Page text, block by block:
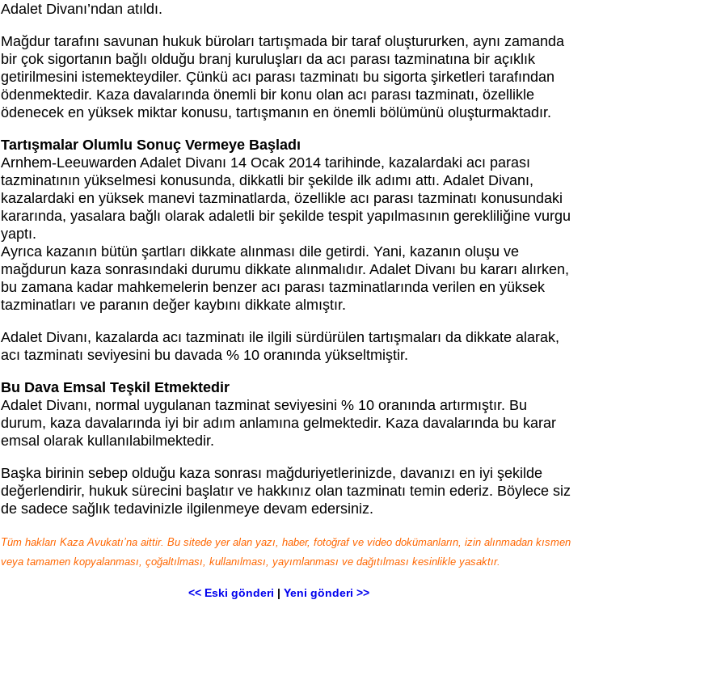
Adalet Divanı’ndan atıldı.
Mağdur tarafını savunan hukuk büroları tartışmada bir taraf oluştururken, aynı zamanda
bir çok sigortanın bağlı olduğu branj kuruluşları da acı parası tazminatına bir açıklık
getirilmesini istemekteydiler. Çünkü acı parası tazminatı bu sigorta şirketleri tarafından
ödenmektedir. Kaza davalarında önemli bir konu olan acı parası tazminatı, özellikle
ödenecek en yüksek miktar konusu, tartışmanın en önemli bölümünü oluşturmaktadır.
Tartışmalar Olumlu Sonuç Vermeye Başladı
Arnhem-Leeuwarden Adalet Divanı 14 Ocak 2014 tarihinde, kazalardaki acı parası
tazminatının yükselmesi konusunda, dikkatli bir şekilde ilk adımı attı. Adalet Divanı,
kazalardaki en yüksek manevi tazminatlarda, özellikle acı parası tazminatı konusundaki
kararında, yasalara bağlı olarak adaletli bir şekilde tespit yapılmasının gerekliliğine vurgu
yaptı.
Ayrıca kazanın bütün şartları dikkate alınması dile getirdi. Yani, kazanın oluşu ve
mağdurun kaza sonrasındaki durumu dikkate alınmalıdır. Adalet Divanı bu kararı alırken,
bu zamana kadar mahkemelerin benzer acı parası tazminatlarında verilen en yüksek
tazminatları ve paranın değer kaybını dikkate almıştır.
Adalet Divanı, kazalarda acı tazminatı ile ilgili sürdürülen tartışmaları da dikkate alarak,
acı tazminatı seviyesini bu davada % 10 oranında yükseltmiştir.
Bu Dava Emsal Teşkil Etmektedir
Adalet Divanı, normal uygulanan tazminat seviyesini % 10 oranında artırmıştır. Bu
durum, kaza davalarında iyi bir adım anlamına gelmektedir. Kaza davalarında bu karar
emsal olarak kullanılabilmektedir.
Başka birinin sebep olduğu kaza sonrası mağduriyetlerinizde, davanızı en iyi şekilde
değerlendirir, hukuk sürecini başlatır ve hakkınız olan tazminatı temin ederiz. Böylece siz
de sadece sağlık tedavinizle ilgilenmeye devam edersiniz.
Tüm hakları Kaza Avukatı’na aittir. Bu sitede yer alan yazı, haber, fotoğraf ve video dokümanların, izin alınmadan kısmen
veya tamamen kopyalanması, çoğaltılması, kullanılması, yayımlanması ve dağıtılması kesinlikle yasaktır.
<< Eski gönderi | Yeni gönderi >>